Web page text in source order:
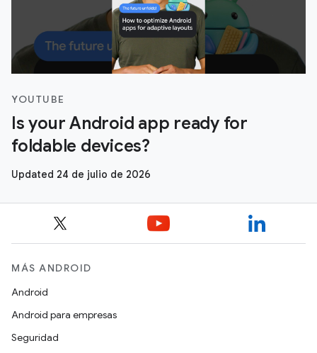
YOUTUBE
Is your Android app ready for
foldable devices?
Updated 24 de julio de 2026
MÁS ANDROID
Android
Android para empresas
Seguridad